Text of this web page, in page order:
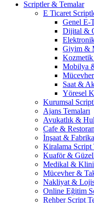
Scriptler & Temalar
E Ticaret
Genel E-
Dijital &
Giyim &
Mobilya
Saat &
Yöresel
Kurumsal
Ajans Temaları
Avukatlık &
Cafe &
İnşaat &
Kiralama Script
Kuaför &
Medikal &
Mücevher &
Nakliyat &
Online Eğitim
Rehber Script